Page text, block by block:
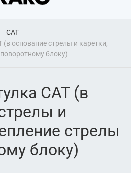
CAT
(в основание стрелы и каретки,
блоку)
CAT (в
и
стрелы
блоку)